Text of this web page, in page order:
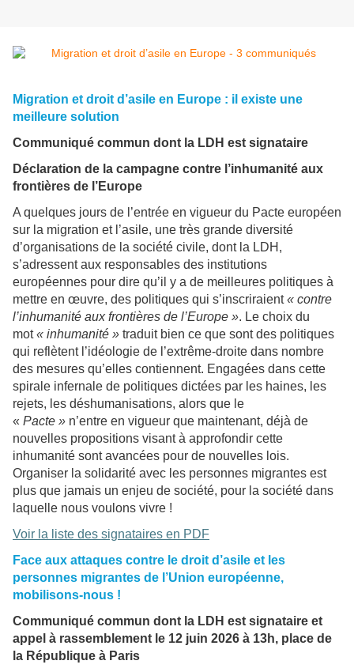
Migration et droit d’asile en Europe : il existe une
meilleure solution
Communiqué commun dont la LDH est signataire
Déclaration de la campagne contre l’inhumanité aux
frontières de l’Europe
A quelques jours de l’entrée en vigueur du Pacte européen
sur la migration et l’asile, une très grande diversité
d’organisations de la société civile, dont la LDH,
s’adressent aux responsables des institutions
européennes pour dire qu’il y a de meilleures politiques à
mettre en œuvre, des politiques qui s’inscriraient« contre
l’inhumanité aux frontières de l’Europe ». Le choix du
mot« inhumanité » traduit bien ce que sont des politiques
qui reflètent l’idéologie de l’extrême-droite dans nombre
des mesures qu’elles contiennent. Engagées dans cette
spirale infernale de politiques dictées par les haines, les
rejets, les déshumanisations, alors que le
« Pacte » n’entre en vigueur que maintenant, déjà de
nouvelles propositions visant à approfondir cette
inhumanité sont avancées pour de nouvelles lois.
Organiser la solidarité avec les personnes migrantes est
plus que jamais un enjeu de société, pour la société dans
laquelle nous voulons vivre !
Voir la liste des signataires en PDF
Face aux attaques contre le droit d’asile et les
personnes migrantes de l’Union européenne,
mobilisons-nous !
Communiqué commun dont la LDH est signataire et
appel à rassemblement le 12 juin 2026 à 13h, place de
la République à Paris